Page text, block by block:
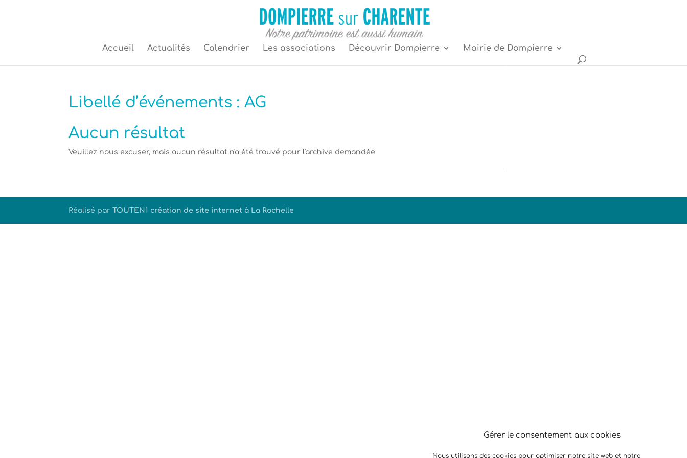
Gérer le consentement aux cookies
Nous utilisons des cookies pour optimiser notre site web et notre
Accueil Actualités Calendrier Les associations Découvrir Dompierre Mairie de Dompierre
Libellé d’événements :AG
Aucun résultat
Veuillez nous excuser, mais aucun résultat n'a été trouvé pour l'archive demandée
Réalisé parTOUTEN1 création de site internet à La Rochelle